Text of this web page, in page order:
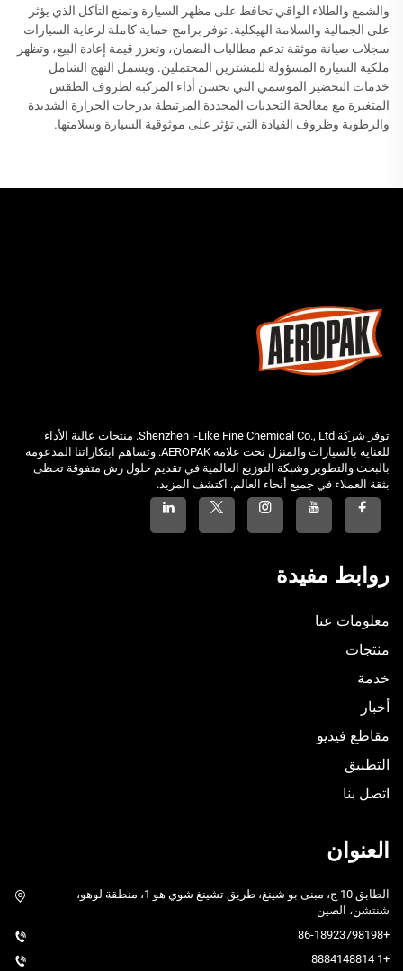
والشمع والطلاء الواقي تحافظ على مظهر السيارة وتمنع التآكل الذي يؤثر
على الجمالية والسلامة الهيكلية. توفر برامج حماية كاملة لرعاية السيارات
سجلات صيانة موثقة تدعم مطالبات الضمان، وتعزز قيمة إعادة البيع، وتظهر
ملكية السيارة المسؤولة للمشترين المحتملين. ويشمل النهج الشامل
خدمات التحضير الموسمي التي تحسن أداء المركبة لظروف الطقس
المتغيرة مع معالجة التحديات المحددة المرتبطة بدرجات الحرارة الشديدة
والرطوبة وظروف القيادة التي تؤثر على موثوقية السيارة وسلامتها.
توفر شركة Shenzhen i-Like Fine Chemical Co., Ltd. منتجات عالية الأداء
للعناية بالسيارات والمنزل تحت علامة AEROPAK. وتساهم ابتكاراتنا المدعومة
بالبحث والتطوير وشبكة التوزيع العالمية في تقديم حلول رش متفوقة تحظى
بثقة العملاء في جميع أنحاء العالم. اكتشف المزيد.
روابط مفيدة
معلومات عنا
منتجات
خدمة
أخبار
مقاطع فيديو
التطبيق
اتصل بنا
العنوان
الطابق 10 ج، مبنى بو شينغ، طريق تشينغ شوي هو 1، منطقة لوهو،
شنتشن، الصين
+86-18923798198
+1 8884148814